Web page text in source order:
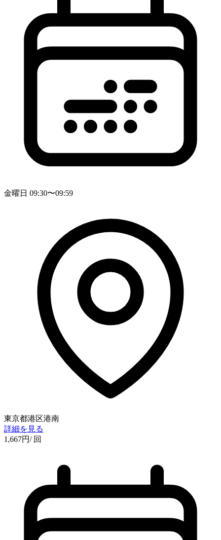
金曜日 09:30〜09:59
東京都港区港南
詳細を見る
1,667円/ 回